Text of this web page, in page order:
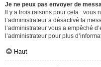
Je ne peux pas envoyer de
Il y a trois raisons pour cela : vous
l’administrateur a désactivé la
l’administrateur vous a empêché
l’administrateur pour plus
Haut